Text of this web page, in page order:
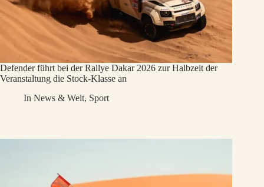
Defender führt bei der Rallye Dakar 2026 zur Halbzeit der
Veranstaltung die Stock-Klasse an
In News & Welt, Sport